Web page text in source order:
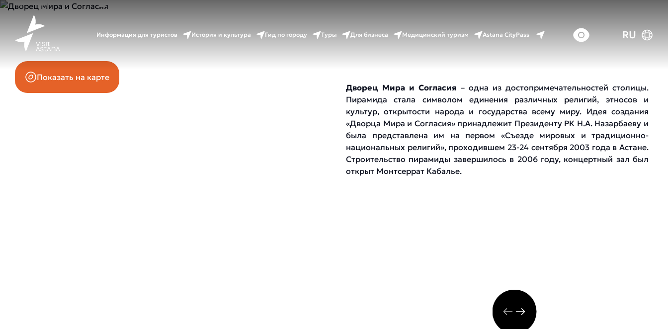
Информация для туристов История и культура Гид по городу Туры Для бизнеса Медицинский туризм Astana CityPass RU
Проспект Тауелсиздик, 57
Показать на карте
Дворец Мира и Согласия – одна из достопримечательностей столицы.
Пирамида стала символом единения различных религий, этносов и
культур, открытости народа и государства всему миру. Идея создания
«Дворца Мира и Согласия» принадлежит Президенту РК Н.А. Назарбаеву и
была представлена им на первом «Съезде мировых и традиционно-
национальных религий», проходившем 23-24 сентября 2003 года в Астане.
Строительство пирамиды завершилось в 2006 году, концертный зал был
открыт Монтсеррат Кабалье.